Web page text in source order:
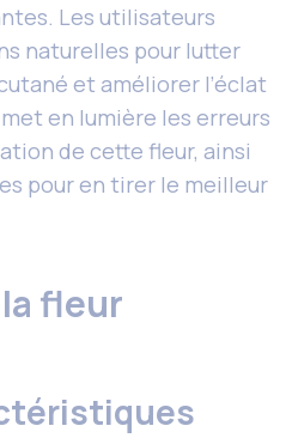
Les utilisateurs
naturelles pour lutter
et améliorer l’éclat
en lumière les erreurs
de cette fleur, ainsi
pour en tirer le meilleur
fleur